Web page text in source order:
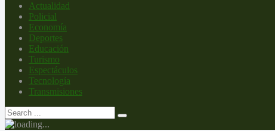
Actualidad
Policial
Economía
Deportes
Educación
Turismo
Espectáculos
Tecnología
Transmisiones